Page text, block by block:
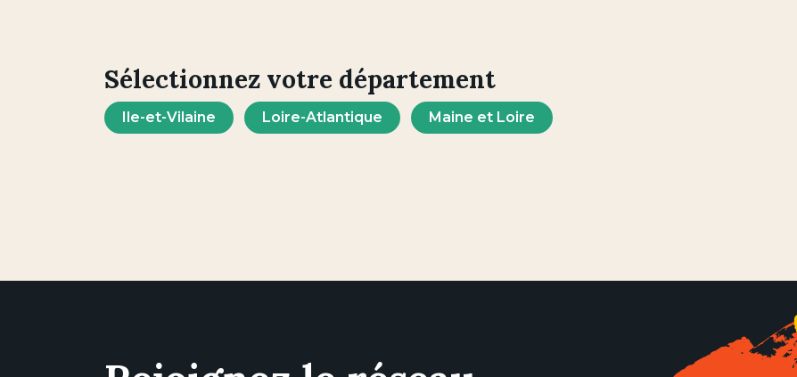
Sélectionnez votre département
Ile-et-Vilaine Loire-Atlantique Maine et Loire